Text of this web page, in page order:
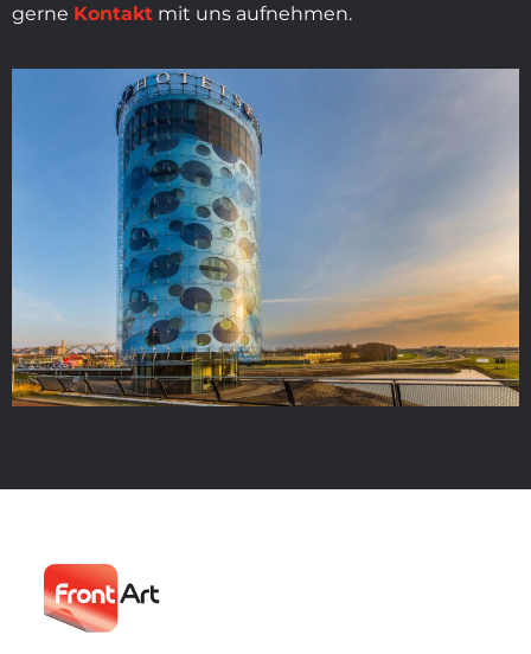
gerne Kontakt mit uns aufnehmen.